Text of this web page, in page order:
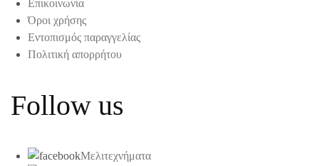
Επικοινωνία
Όροι χρήσης
Εντοπισμός παραγγελίας
Πολιτική απορρήτου
Follow us
Μελιτεχνήματα